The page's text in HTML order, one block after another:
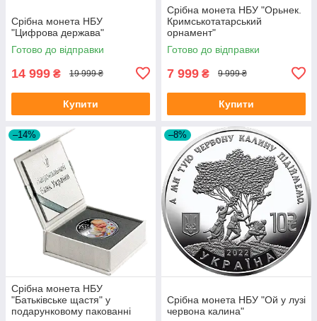
Срібна монета НБУ
"Цифрова держава"
Готово до відправки
14 999 ₴ 19 999 ₴
Купити
Срібна монета НБУ "Орьнек.
Кримськотатарський
орнамент"
Готово до відправки
7 999 ₴ 9 999 ₴
Купити
–14%
Срібна монета НБУ
"Батьківське щастя" у
подарунковому пакованні
–8%
Срібна монета НБУ "Ой у лузі
червона калина"